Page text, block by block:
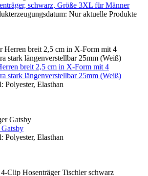
schwarz, Größe 3XL für Männer
Nur aktuelle Produkte
breit 2,5 cm in X-Form mit 4
stark längenverstellbar 25mm (Weiß)
Polyester, Elasthan
Polyester, Elasthan